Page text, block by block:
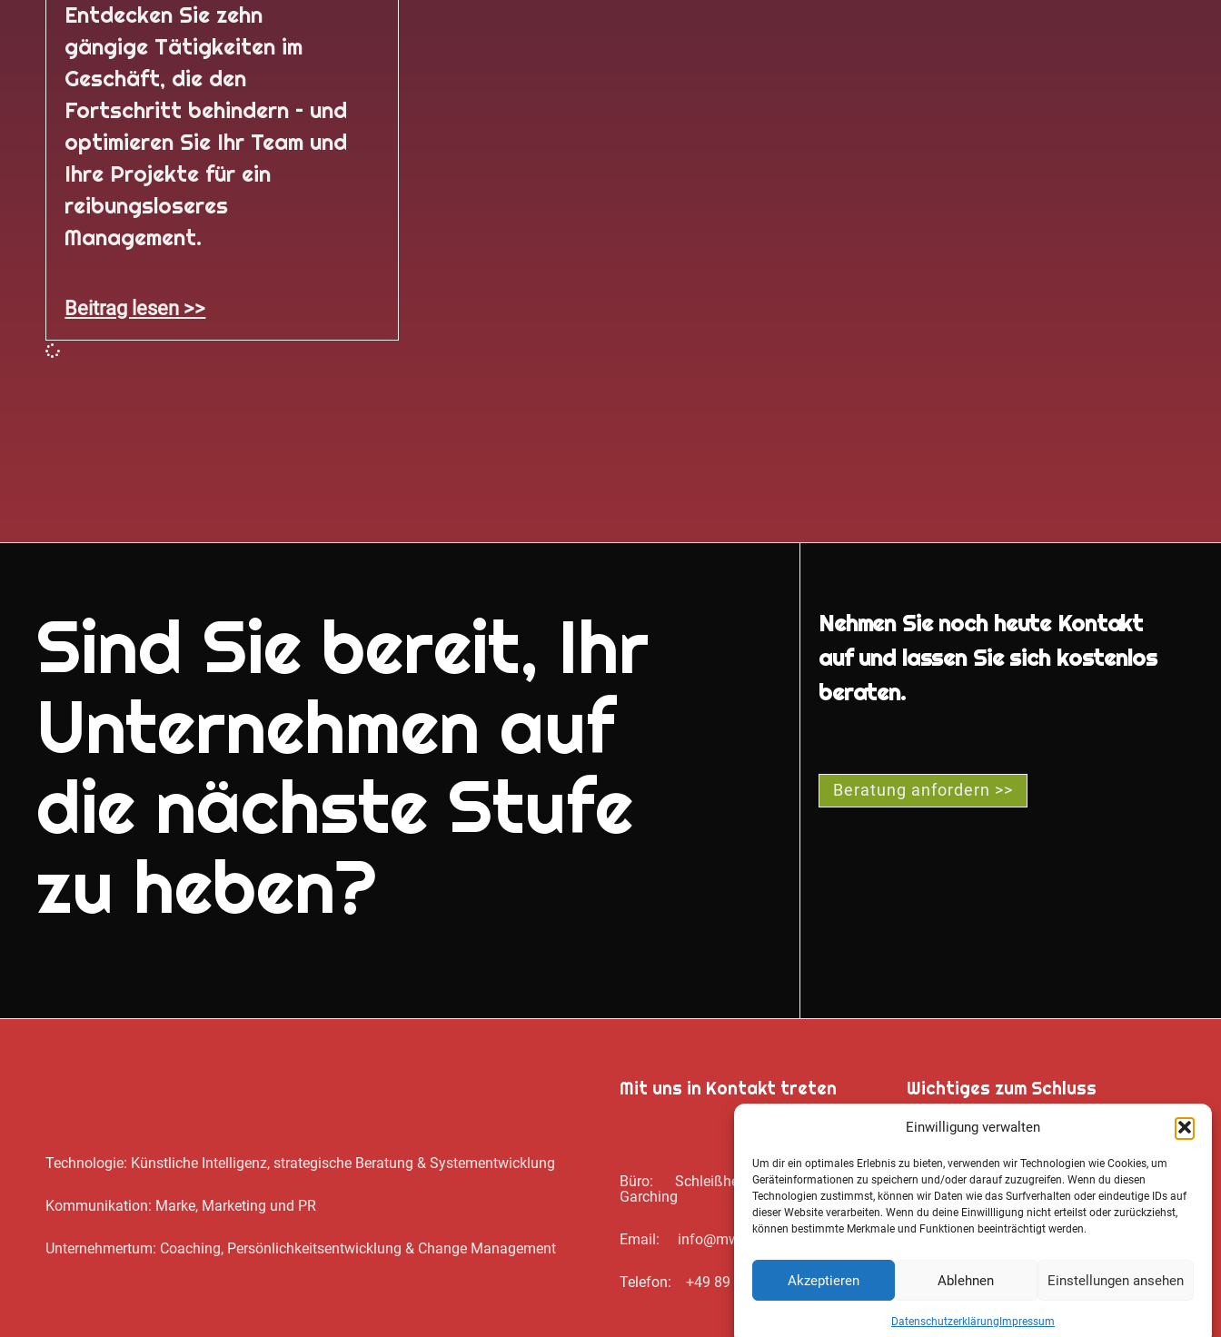
Einwilligung verwalten
Um dir ein optimales Erlebnis zu bieten, verwenden wir Technologien wie Cookies, um
Geräteinformationen zu speichern und/oder darauf zuzugreifen. Wenn du diesen
Technologien zustimmst, können wir Daten wie das Surfverhalten oder eindeutige IDs auf
dieser Website verarbeiten. Wenn du deine Einwillligung nicht erteilst oder zurückziehst,
können bestimmte Merkmale und Funktionen beeinträchtigt werden.
Akzeptieren Ablehnen Einstellungen ansehen
Datenschutz­erklärung Impressum
Entdecken Sie zehn
gängige Tätigkeiten im
Geschäft, die den
Fortschritt behindern – und
optimieren Sie Ihr Team und
Ihre Projekte für ein
reibungsloseres
Management.
Beitrag lesen >>
Sind Sie bereit, Ihr
Unternehmen auf
die nächste Stufe
zu heben?
Nehmen Sie noch heute Kontakt
auf und lassen Sie sich kostenlos
beraten.
Beratung anfordern >>
Technologie: Künstliche Intelligenz, strategische Beratung & Systementwicklung
Kommunikation: Marke, Marketing und PR
Unternehmertum: Coaching, Persönlichkeitsentwicklung & Change Management
Mit uns in Kontakt treten
Büro: Schleißheimer Str. 39, 87548
Garching
Email: info@mwbsc.de
Telefon: +49 89 / 20 00 35 62
Wichtiges zum Schluss
Cookie Notice
Datenschutz­erklärung